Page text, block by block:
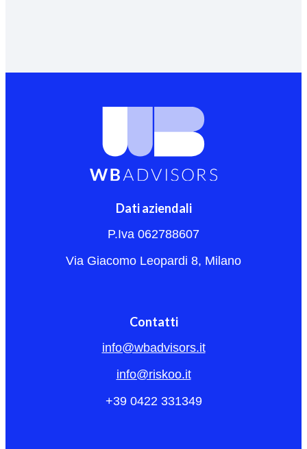
Dati aziendali
P.Iva 062788607
Via Giacomo Leopardi 8, Milano
Contatti
info@wbadvisors.it
info@riskoo.it
+39 0422 331349